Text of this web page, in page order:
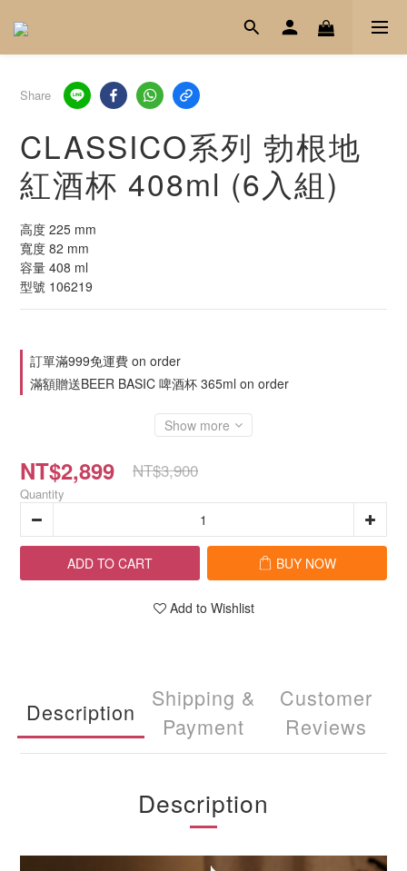
Share
CLASSICO系列 勃根地
紅酒杯 408ml (6入組)
高度 225 mm
寬度 82 mm
容量 408 ml
型號 106219
訂單滿999免運費 on order
滿額贈送BEER BASIC 啤酒杯 365ml on order
Show more
NT$2,899 NT$3,900
Quantity
ADD TO CART BUY NOW
Add to Wishlist
Description
Shipping &
Payment
Customer
Reviews
Description